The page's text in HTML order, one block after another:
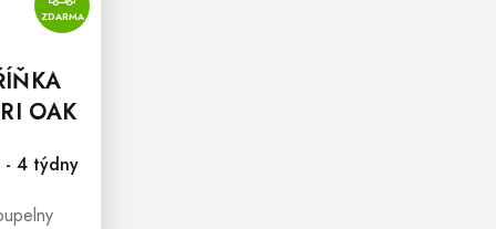
ZDARMA
OAK
- 4 týdny